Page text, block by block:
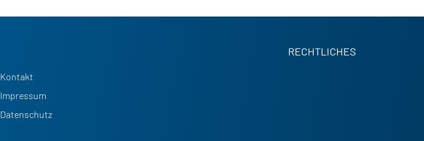
RECHTLICHES
Kontakt
Impressum
Datenschutz